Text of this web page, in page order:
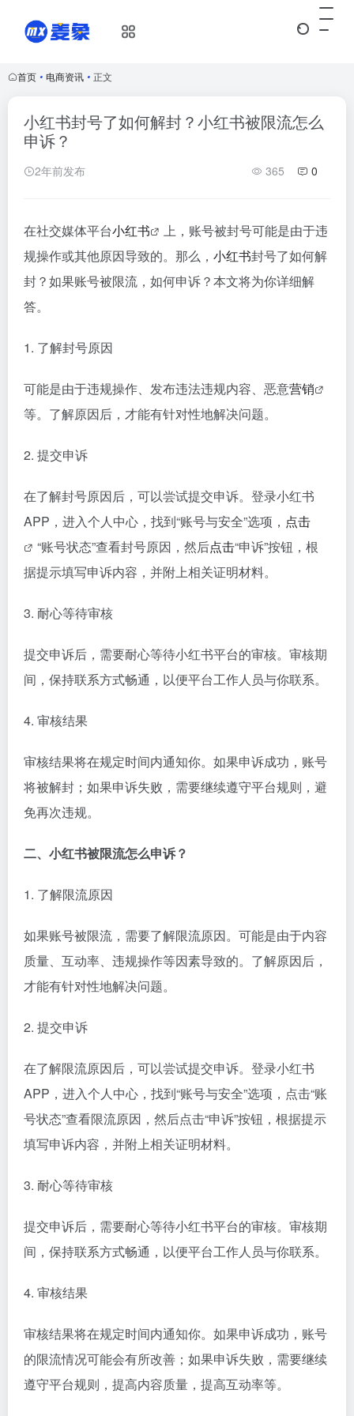
首页 • 电商资讯 • 正文
小红书封号了如何解封？小红书被限流怎么
申诉？
2年前发布 365 0
在社交媒体平台小红书
上，账号被封号可能是由于违
规操作或其他原因导致的。那么， 小红书封号了如何解
封？如果账号被限流，如何申诉？本文将为你详细解
答。
1. 了解封号原因
可能是由于违规操作、发布违法违规内容、恶意营销
等。了解原因后，才能有针对性地解决问题。
2. 提交申诉
在了解封号原因后，可以尝试提交申诉。登录小红书
APP，进入个人中心，找到“账号与安全”选项， 点击
“账号状态”查看封号原因，然后点击“申诉”按钮，根
据提示填写申诉内容，并附上相关证明材料。
3. 耐心等待审核
提交申诉后，需要耐心等待小红书平台的审核。审核期
间，保持联系方式畅通，以便平台工作人员与你联系。
4. 审核结果
审核结果将在规定时间内通知你。如果申诉成功，账号
将被解封；如果申诉失败，需要继续遵守平台规则，避
免再次违规。
二、小红书被限流怎么申诉？
1. 了解限流原因
如果账号被限流，需要了解限流原因。可能是由于内容
质量、互动率、违规操作等因素导致的。了解原因后，
才能有针对性地解决问题。
2. 提交申诉
在了解限流原因后，可以尝试提交申诉。登录小红书
APP，进入个人中心，找到“账号与安全”选项，点击“账
号状态”查看限流原因，然后点击“申诉”按钮，根据提示
填写申诉内容，并附上相关证明材料。
3. 耐心等待审核
提交申诉后，需要耐心等待小红书平台的审核。审核期
间，保持联系方式畅通，以便平台工作人员与你联系。
4. 审核结果
审核结果将在规定时间内通知你。如果申诉成功，账号
的限流情况可能会有所改善；如果申诉失败，需要继续
遵守平台规则，提高内容质量，提高互动率等。